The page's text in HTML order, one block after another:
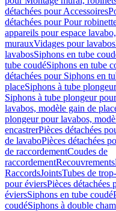
détachées pour Accessoires
détachées pour Pour
appareils pour espace
murauxVidages pour lavabos
lavabosSiphons en tube
tube coudéSiphons en tube
détachées pour Siphons en
placeSiphons à tube
Siphons à tube plongeur
lavabos, modèle gain de
plongeur pour lavabos,
encastrerPièces détachées
de lavaboPièces détachées
de raccordementCoudes de
raccordementRecouvrements
RaccordsJointsTubes de
pour éviersPièces détachées
éviersSiphons en tube coudé
coudéSiphons à double